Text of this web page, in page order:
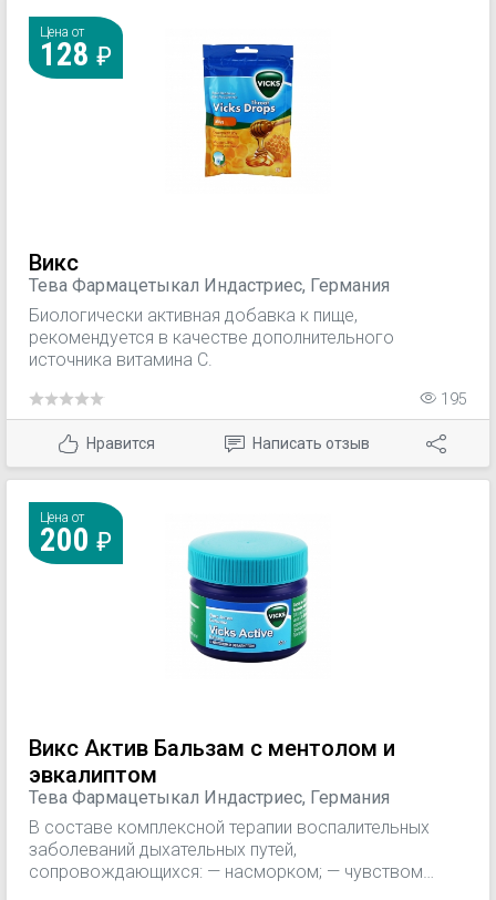
Цена от
128
Викс
Тева Фармацетыкал Индастриес, Германия
Биологически активная добавка к пище,
рекомендуется в качестве дополнительного
источника витамина С.
195
Нравится Написать отзыв
Цена от
200
Викс Актив Бальзам с ментолом и
эвкалиптом
Тева Фармацетыкал Индастриес, Германия
В составе комплексной терапии воспалительных
заболеваний дыхательных путей,
сопровождающихся: — насморком; — чувством